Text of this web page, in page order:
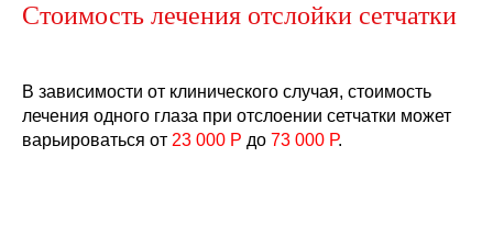
Cтоимость лечения отслойки сетчатки
В зависимости от клинического случая, стоимость
лечения одного глаза при отслоении сетчатки может
варьироваться от 23 000 Р до 73 000 Р.